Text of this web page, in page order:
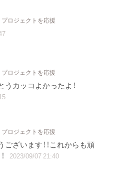
プロジェクトを応援
プロジェクトを応援
カッコよかったよ！
プロジェクトを応援
ざいます！！これからも頑
2023/09/07 21:40